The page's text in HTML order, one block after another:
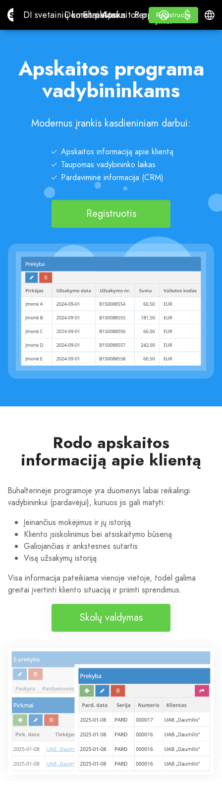
Site.proDI svetainių konstruktorius
DI svetainių konstruktorius
Domenai
DomenaiEl. paštas
El. paštasApskaitos programa
Apskaitos programa
Perpardavėjams
„WHITE LABEL“
Mokymasis
Mokymasis
Registruotis
Registruotis
Prisijungti
$
$
Apskaitos programa
vadybininkams
Modernus įrankis kasdieniniam darbui:
Apskaitos informaciją apie klientą
Taupomas vadybininko laikas
Pardaviminė informacija (CRM)
Registruotis
Rodo apskaitos
informaciją apie klientą
Buhalterinėje programoje yra duomenys labai reikalingi
vadybininkui (pardavėjui), kuriuos jis gali matyti:
Įeinančius mokėjimus ir jų istoriją
Kliento įsiskolinimus bei atsiskaitymo būseną
Galiojančias ir ankstesnes sutartis
Visą užsakymų istoriją
Visa informacija pateikiama vienoje vietoje, todėl galima
greitai įvertinti kliento situaciją ir priimti sprendimus.
Skolų valdymas